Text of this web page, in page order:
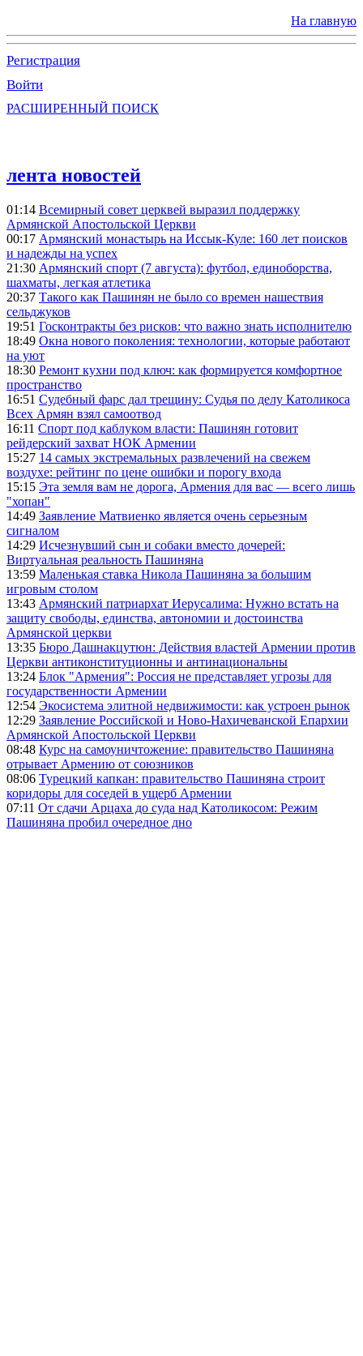
На главную
Регистрация
Войти
РАСШИРЕННЫЙ ПОИСК
лента новостей
01:14 Всемирный совет церквей выразил поддержку
Армянской Апостольской Церкви
00:17 Армянский монастырь на Иссык-Куле: 160 лет поисков
и надежды на успех
21:30 Армянский спорт (7 августа): футбол, единоборства,
шахматы, легкая атлетика
20:37 Такого как Пашинян не было со времен нашествия
сельджуков
19:51 Госконтракты без рисков: что важно знать исполнителю
18:49 Окна нового поколения: технологии, которые работают
на уют
18:30 Ремонт кухни под ключ: как формируется комфортное
пространство
16:51 Судебный фарс дал трещину: Судья по делу Католикоса
Всех Армян взял самоотвод
16:11 Спорт под каблуком власти: Пашинян готовит
рейдерский захват НОК Армении
15:27 14 самых экстремальных развлечений на свежем
воздухе: рейтинг по цене ошибки и порогу входа
15:15 Эта земля вам не дорога, Армения для вас — всего лишь
"хопан"
14:49 Заявление Матвиенко является очень серьезным
сигналом
14:29 Исчезнувший сын и собаки вместо дочерей:
Виртуальная реальность Пашиняна
13:59 Маленькая ставка Никола Пашиняна за большим
игровым столом
13:43 Армянский патриархат Иерусалима: Нужно встать на
защиту свободы, единства, автономии и достоинства
Армянской церкви
13:35 Бюро Дашнакцутюн: Действия властей Армении против
Церкви антиконституционны и антинациональны
13:24 Блок "Армения": Россия не представляет угрозы для
государственности Армении
12:54 Экосистема элитной недвижимости: как устроен рынок
12:29 Заявление Российской и Ново-Нахичеванской Епархии
Армянской Апостольской Церкви
08:48 Курс на самоуничтожение: правительство Пашиняна
отрывает Армению от союзников
08:06 Турецкий капкан: правительство Пашиняна строит
коридоры для соседей в ущерб Армении
07:11 От сдачи Арцаха до суда над Католикосом: Режим
Пашиняна пробил очередное дно